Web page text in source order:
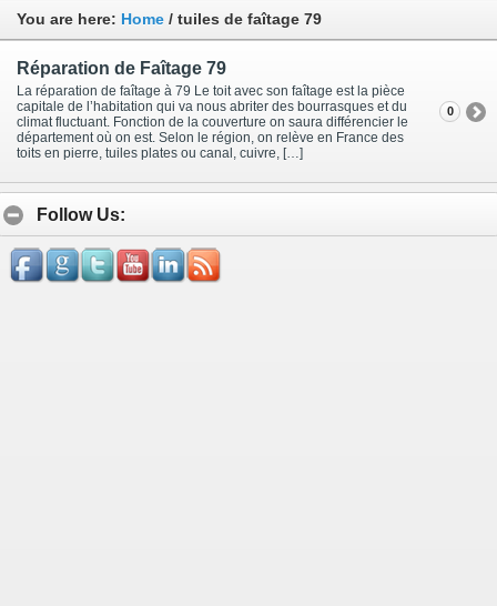
You are here: Home / tuiles de faîtage 79
Réparation de Faîtage 79
La réparation de faîtage à 79 Le toit avec son faîtage est la pièce
capitale de l’habitation qui va nous abriter des bourrasques et du
climat fluctuant. Fonction de la couverture on saura différencier le
département où on est. Selon le région, on relève en France des
toits en pierre, tuiles plates ou canal, cuivre, […]
0
Follow Us: